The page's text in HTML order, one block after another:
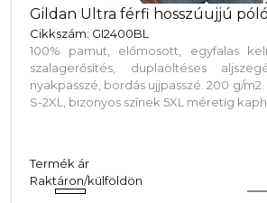
Gildan Ultra férfi hosszúujjú
Cikkszám: GI2400BL
100% pamut, előmosott, egyfalas
szalagerősítés, duplaöltéses
nyakpasszé, bordás ujjpasszé. 200 g/m2.
S-2XL, bizonyos színek 5XL méretig
Termék ár
Raktáron/külföldön